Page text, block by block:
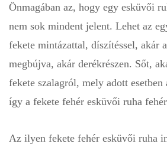
Önmagában az, hogy egy esküvői
nem sok mindent jelent. Lehet az
fekete mintázattal, díszítéssel, akár
megbújva, akár derékrészen. Sőt,
fekete szalagról, mely adott
így a fekete fehér esküvői ruha
Az ilyen fekete fehér esküvői ruha